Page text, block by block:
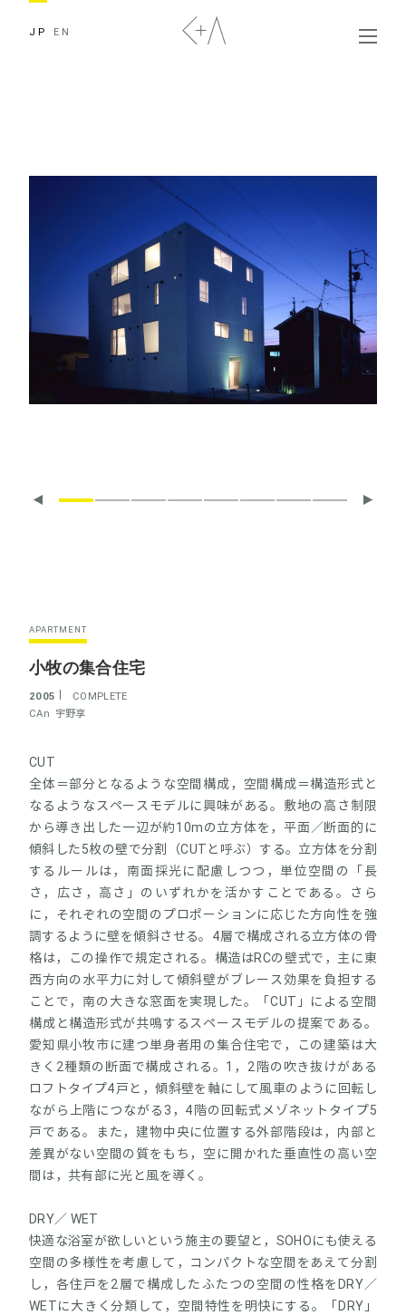
JP EN
APARTMENT
小牧の集合住宅
2005
COMPLETE
CAn 宇野享
CUT
全体＝部分となるような空間構成，空間構成＝構造形式と
なるようなスペースモデルに興味がある。敷地の高さ制限
から導き出した一辺が約10mの立方体を，平面／断面的に
傾斜した5枚の壁で分割（CUTと呼ぶ）する。立方体を分割
するルールは，南面採光に配慮しつつ，単位空間の「長
さ，広さ，高さ」のいずれかを活かすことである。さら
に，それぞれの空間のプロポーションに応じた方向性を強
調するように壁を傾斜させる。4層で構成される立方体の骨
格は，この操作で規定される。構造はRCの壁式で，主に東
西方向の水平力に対して傾斜壁がブレース効果を負担する
ことで，南の大きな窓面を実現した。「CUT」による空間
構成と構造形式が共鳴するスペースモデルの提案である。
愛知県小牧市に建つ単身者用の集合住宅で，この建築は大
きく2種類の断面で構成される。1，2階の吹き抜けがある
ロフトタイプ4戸と，傾斜壁を軸にして風車のように回転し
ながら上階につながる3，4階の回転式メゾネットタイプ5
戸である。また，建物中央に位置する外部階段は，内部と
差異がない空間の質をもち，空に開かれた垂直性の高い空
間は，共有部に光と風を導く。
DRY／ WET
快適な浴室が欲しいという施主の要望と，SOHOにも使える
空間の多様性を考慮して，コンパクトな空間をあえて分割
し，各住戸を2層で構成したふたつの空間の性格をDRY／
WETに大きく分類して，空間特性を明快にする。「DRY」